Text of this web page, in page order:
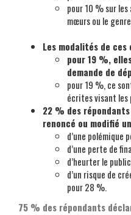
pour 10 % sur
mœurs ou le
Les modalités de ces
pour 19 %,
demande de
pour 19 %, ce
écrites visant les
22 % des
renoncé ou modifié
d’une polémique
d’une perte de
d’heurter le
d’un risque de
pour 28 %.
75 % des répondants